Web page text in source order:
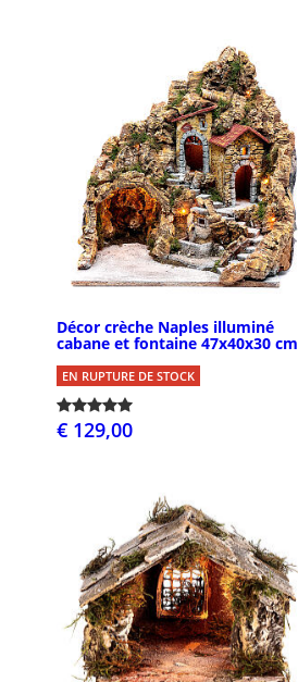
Décor crèche Naples illuminé
cabane et fontaine 47x40x30 cm
EN RUPTURE DE STOCK
€ 129,00